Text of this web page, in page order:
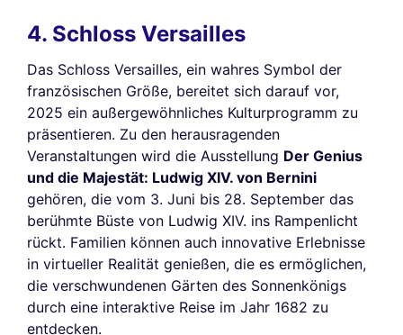
4. Schloss Versailles
Das Schloss Versailles, ein wahres Symbol der
französischen Größe, bereitet sich darauf vor,
2025 ein außergewöhnliches Kulturprogramm zu
präsentieren. Zu den herausragenden
Veranstaltungen wird die Ausstellung Der Genius
und die Majestät: Ludwig XIV. von Bernini
gehören, die vom 3. Juni bis 28. September das
berühmte Büste von Ludwig XIV. ins Rampenlicht
rückt. Familien können auch innovative Erlebnisse
in virtueller Realität genießen, die es ermöglichen,
die verschwundenen Gärten des Sonnenkönigs
durch eine interaktive Reise im Jahr 1682 zu
entdecken.